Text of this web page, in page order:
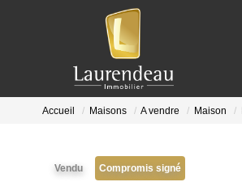
Accueil Maisons A vendre Maison
Vendu Compromis signé